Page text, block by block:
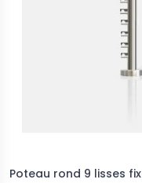
Poteau rond 9 lisses